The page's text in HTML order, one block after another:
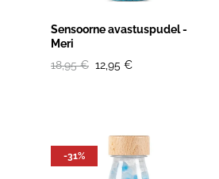
Sensoorne avastuspudel -
Meri
18,95 € 12,95 €
-31%